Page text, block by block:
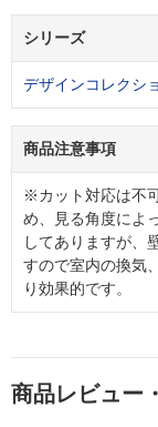
シリーズ
デザインコレクシ
商品注意事項
※カット対応は不
め、見る角度によ
してありますが、
すので室内の換気
り効果的です。
商品レビュー